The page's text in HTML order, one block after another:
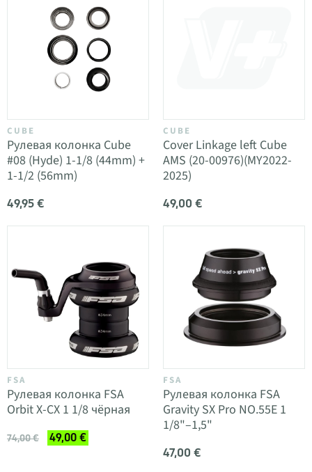
CUBE
Рулевая колонка Cube
#08 (Hyde) 1-1/8 (44mm) +
1-1/2 (56mm)
49,95 €
CUBE
Cover Linkage left Cube
AMS (20-00976)(MY2022-
2025)
49,00 €
FSA
Рулевая колонка FSA
Orbit X-CX 1 1/8 чёрная
74,00 € 49,00 €
FSA
Рулевая колонка FSA
Gravity SX Pro NO.55E 1
1/8"–1,5"
47,00 €